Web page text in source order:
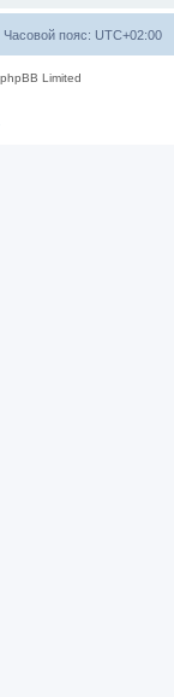
Часовой пояс: UTC+02:00
Limited